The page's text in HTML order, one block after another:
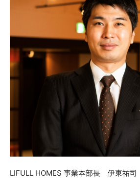
LIFULL HOMES 事業本部長 伊東祐司